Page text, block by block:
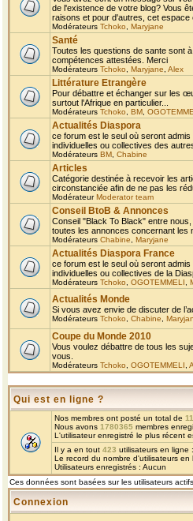
de l'existence de votre blog? Vous
raisons et pour d'autres, cet espace
Modérateurs Tchoko Maryjane
Santé
Toutes les questions de sante sont
compétences attestées. Merci
Modérateurs Tchoko Maryjane Alex
Littérature Etrangère
Pour débattre et échanger sur les
surtout l'Afrique en particulier...
Modérateurs Tchoko BM
Actualités Diaspora
ce forum est le seul où seront
individuelles ou collectives des
Modérateurs BM Chabine
Articles
Catégorie destinée à recevoir les
circonstanciée afin de ne pas les
ModérateurModerator team
Conseil BtoB & Annonces
Conseil "Black To Black" entre
toutes les annonces concernant les
Modérateurs Chabine Maryjane
Actualités Diaspora France
ce forum est le seul où seront
individuelles ou collectives de la
Modérateurs Tchoko OGOTEMMELI
Actualités Monde
Si vous avez envie de discuter de
Modérateurs Tchoko Chabine
Coupe du Monde 2010
Vous voulez débattre de tous les
vous.
Modérateurs Tchoko OGOTEMMELI
Qui est en ligne ?
Nos membres ont posté un total de
Nous avons 1780365 membres
L'utilisateur enregistré le plus récent
Il y a en tout 423 utilisateurs en
Le record du nombre d'utilisateurs en
Utilisateurs enregistrés : Aucun
Ces données sont basées sur les utilisateurs
Connexion